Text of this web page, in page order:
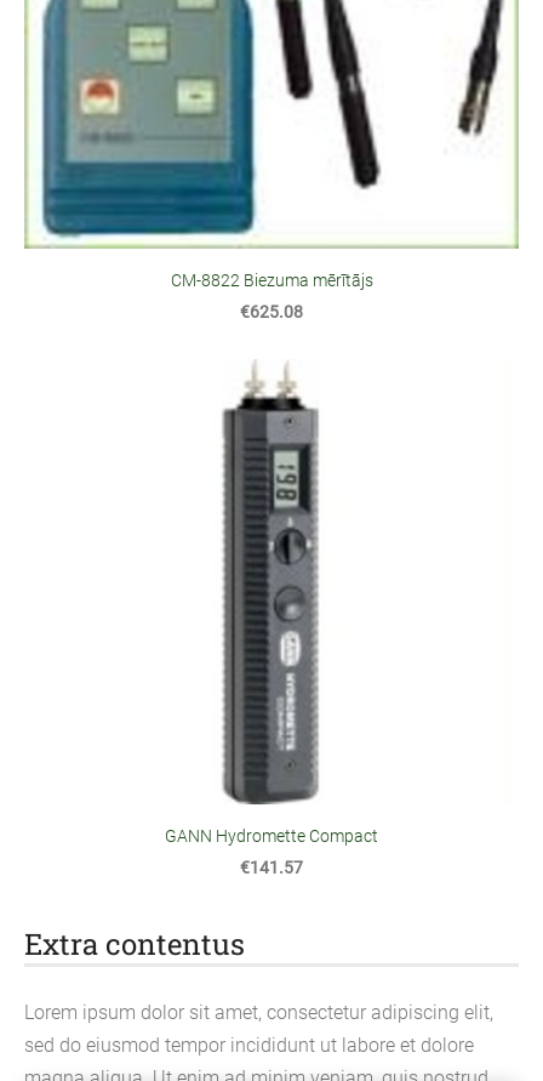
Extra contentus
Lorem ipsum dolor sit amet, consectetur adipiscing elit,
sed do eiusmod tempor incididunt ut labore et dolore
CM-8822 Biezuma mērītājs
€625.08
GANN Hydromette Compact
€141.57